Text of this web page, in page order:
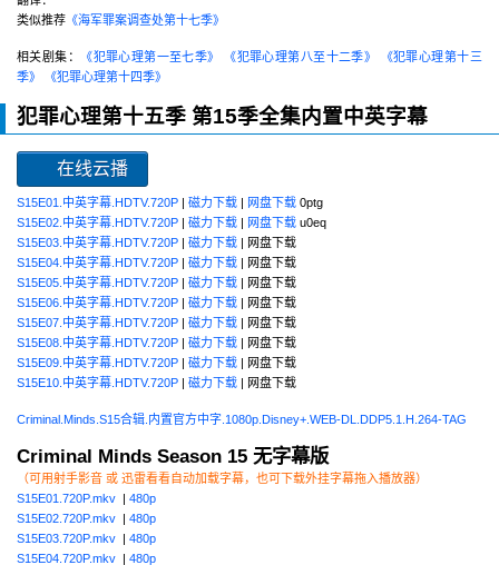
类似推荐 《海军罪案调查处第十七季》
相关剧集： 《犯罪心理第一至七季》 《犯罪心理第八至十二季》
《犯罪心理第十三
季》
《犯罪心理第十四季》
犯罪心理第十五季 第15季全集内置中英字幕
在线云播
S15E01.中英字幕.HDTV.720P | 磁力下载 | 网盘下载 0ptg
S15E02.中英字幕.HDTV.720P | 磁力下载 | 网盘下载 u0eq
S15E03.中英字幕.HDTV.720P | 磁力下载 | 网盘下载
S15E04.中英字幕.HDTV.720P | 磁力下载 | 网盘下载
S15E05.中英字幕.HDTV.720P | 磁力下载 | 网盘下载
S15E06.中英字幕.HDTV.720P | 磁力下载 | 网盘下载
S15E07.中英字幕.HDTV.720P | 磁力下载 | 网盘下载
S15E08.中英字幕.HDTV.720P | 磁力下载 | 网盘下载
S15E09.中英字幕.HDTV.720P | 磁力下载 | 网盘下载
S15E10.中英字幕.HDTV.720P | 磁力下载 | 网盘下载
Criminal.Minds.S15合辑.内置官方中字.1080p.Disney+.WEB-DL.DDP5.1.H.264-TAG
Criminal Minds Season 15 无字幕版
（可用射手影音 或 迅雷看看自动加载字幕，也可下载外挂字幕拖入播放器）
S15E01.720P.mkv | 480p
S15E02.720P.mkv | 480p
S15E03.720P.mkv | 480p
S15E04.720P.mkv | 480p